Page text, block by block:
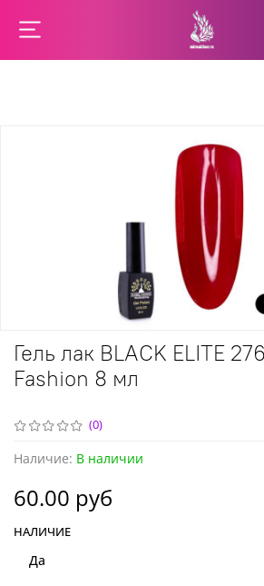
(0)
Наличие: В наличии
Гель лак BLACK ELITE
Fashion 8 мл
60.00 руб
НАЛИЧИЕ
Да